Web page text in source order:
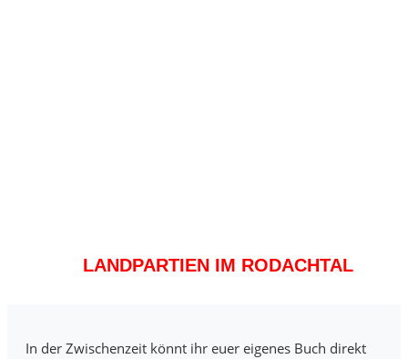
LANDPARTIEN IM RODACHTAL
In der Zwischenzeit könnt ihr euer eigenes Buch direkt